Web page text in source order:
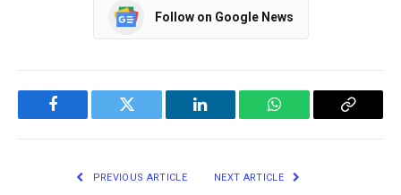
Follow on Google News
Facebook Twitter LinkedIn WhatsApp Copy
PREVIOUS ARTICLE NEXT ARTICLE